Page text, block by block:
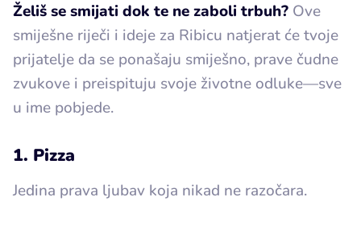
Želiš se smijati dok te ne zaboli trbuh? Ove
smiješne riječi i ideje za Ribicu natjerat će tvoje
prijatelje da se ponašaju smiješno, prave čudne
zvukove i preispituju svoje životne odluke—sve
u ime pobjede.
1. Pizza
Jedina prava ljubav koja nikad ne razočara.